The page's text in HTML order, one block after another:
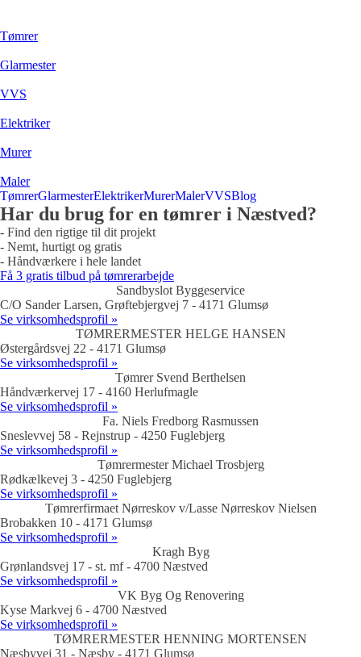
Tømrer
Glarmester
VVS
Elektriker
Murer
Maler
TømrerGlarmesterElektrikerMurerMalerVVSBlog
Har du brug for en tømrer i Næstved?
- Find den rigtige til dit projekt
- Nemt, hurtigt og gratis
- Håndværkere i hele landet
Få 3 gratis tilbud på tømrerarbejde
Sandbyslot Byggeservice
C/O Sander Larsen, Grøftebjergvej 7 - 4171 Glumsø
Se virksomhedsprofil »
TØMRERMESTER HELGE HANSEN
Østergårdsvej 22 - 4171 Glumsø
Se virksomhedsprofil »
Tømrer Svend Berthelsen
Håndværkervej 17 - 4160 Herlufmagle
Se virksomhedsprofil »
Fa. Niels Fredborg Rasmussen
Sneslevvej 58 - Rejnstrup - 4250 Fuglebjerg
Se virksomhedsprofil »
Tømrermester Michael Trosbjerg
Rødkælkevej 3 - 4250 Fuglebjerg
Se virksomhedsprofil »
Tømrerfirmaet Nørreskov v/Lasse Nørreskov Nielsen
Brobakken 10 - 4171 Glumsø
Se virksomhedsprofil »
Kragh Byg
Grønlandsvej 17 - st. mf - 4700 Næstved
Se virksomhedsprofil »
VK Byg Og Renovering
Kyse Markvej 6 - 4700 Næstved
Se virksomhedsprofil »
TØMRERMESTER HENNING MORTENSEN
Næsbyvej 31 - Næsby - 4171 Glumsø